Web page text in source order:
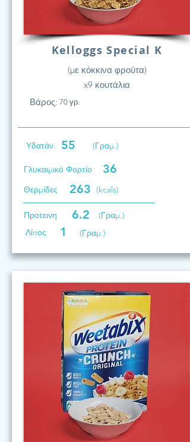
Kelloggs Special K
(με κόκκινα φρούτα)
x9 κουτάλια
Βάρος: 70 γρ.
Υδατάν. 55 (Γραμ.)
Γλυκαιμικό Φορτίο 36
Θερμίδες 263 (kcals)
Προτεινη 6.2
(Γραμ.)
Λίπος
1 (Γραμ.)